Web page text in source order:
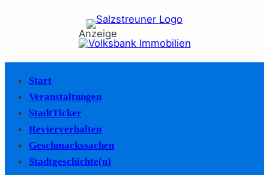
Anzeige
Start
Veranstaltungen
StadtTicker
Revierverhalten
Geschmackssachen
Stadtgeschichte(n)